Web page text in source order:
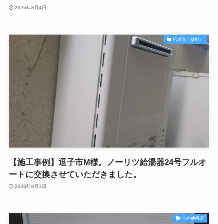
2026年8月4日
給湯器（壁掛）
【施工事例】逗子市M様。ノーリツ給湯器24号フルオ
ートに交換させていただきました。
2026年8月3日
その他機器